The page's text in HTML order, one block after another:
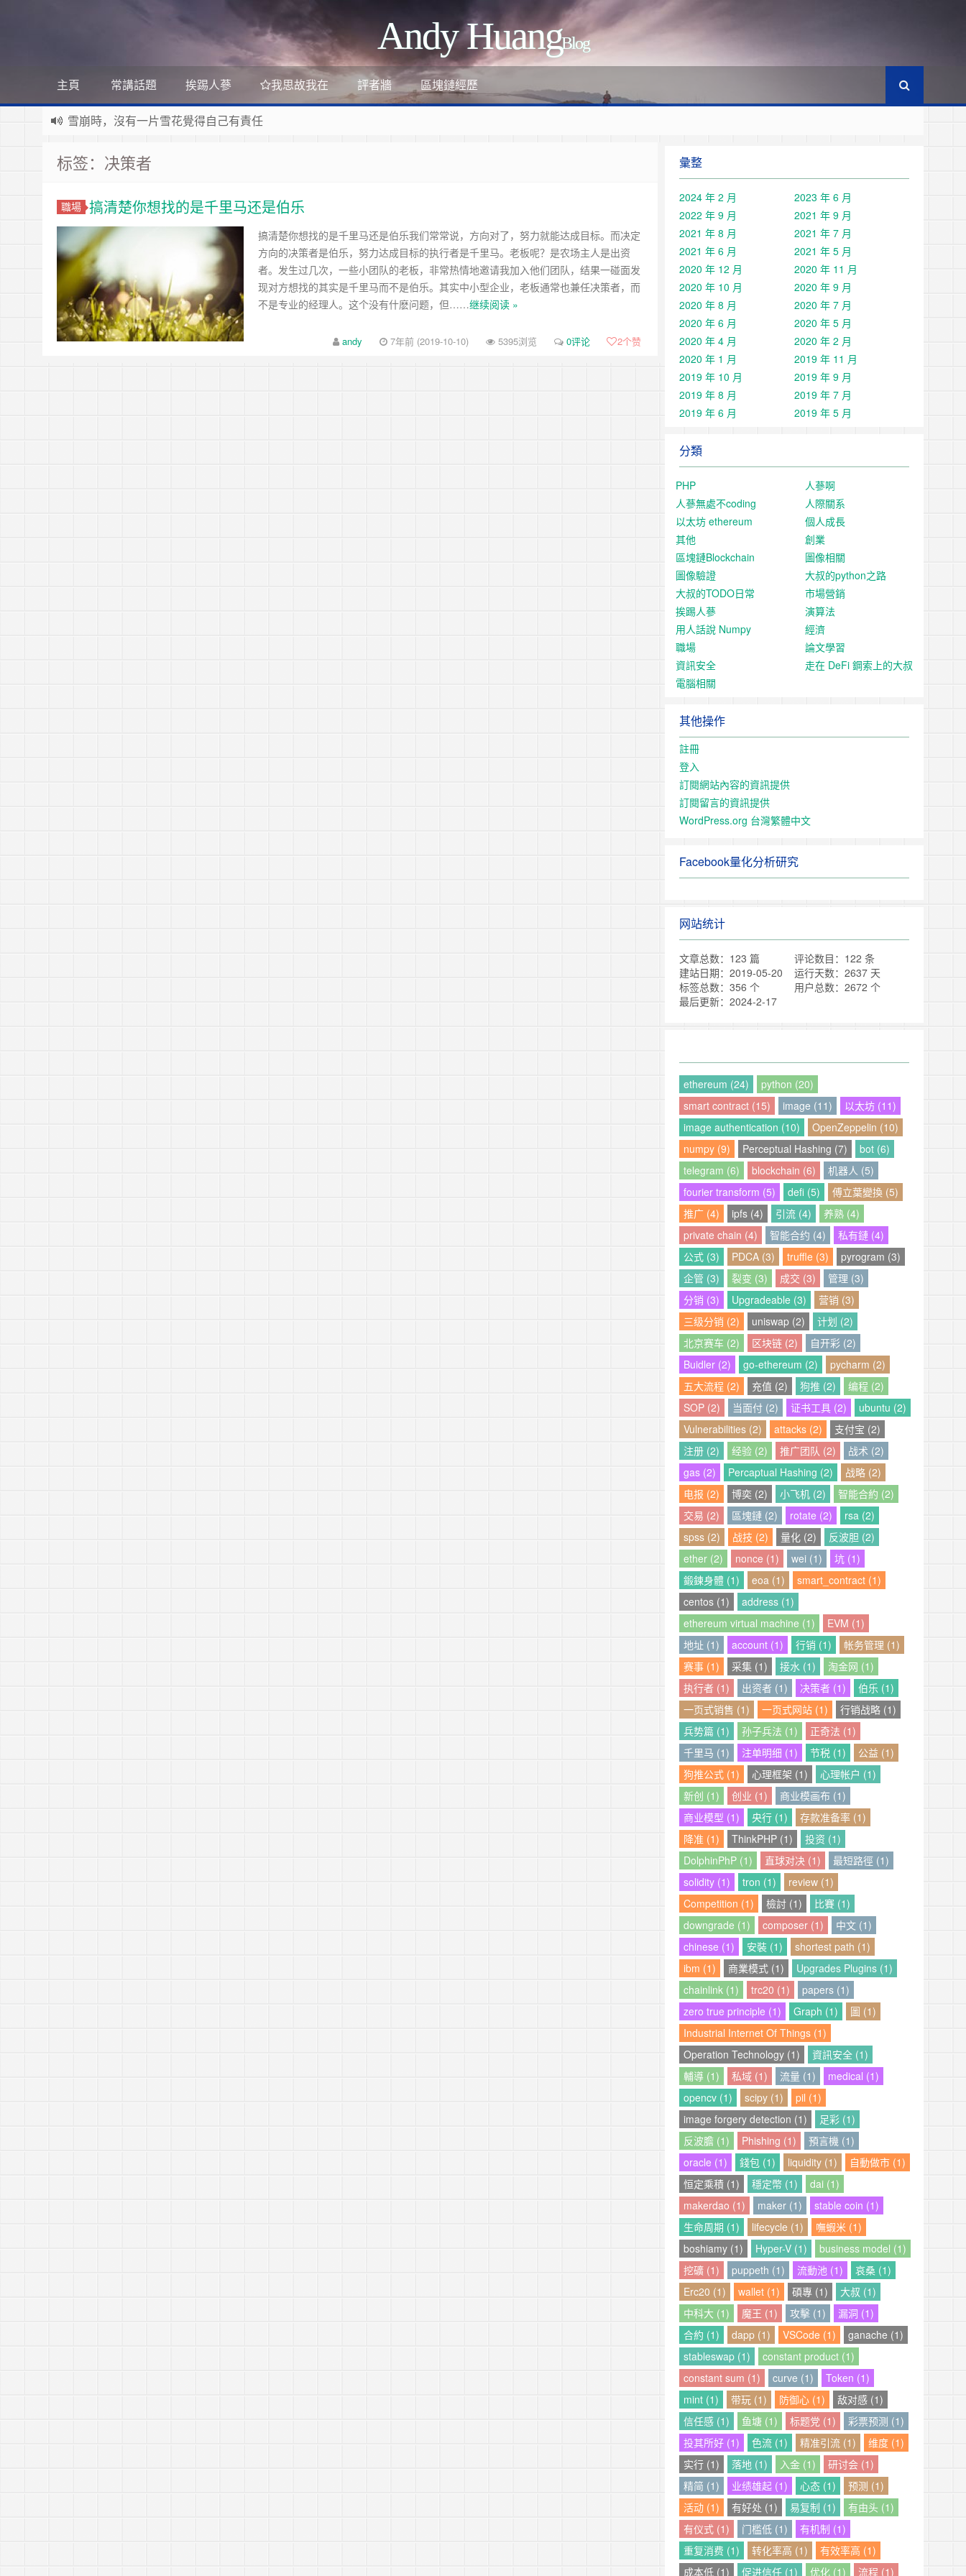
Andy HuangBlog
主頁 常講話題 挨踢人蔘 我思故我在 評者牆 區塊鏈經歷
雪崩時，沒有一片雪花覺得自己有責任
如何讓玩家一直沉迷
如何讓玩家拉幫結派
如何讓玩家充值更多
如何實現隱性的現金賭博和金幣交易
遇事不決 量子力學
文昭論古論今
好看的皮囊千篇一律 有趣的靈魂萬裡挑一
Raft PBFT
Reliable, Replicated, Redundant, And Fault-Tolerant
Practical Byzantine Fault Tolerant
受人之辱，不動一色
查人之過，不揚於眾
覺人之詐，不憤於言
Google 如何進行 Code Review – 6
https://tachingchen.com/tw/blog/how-to-do-a-code-review-by-google-6/
Google 如何進行 Code Review – 5
https://tachingchen.com/tw/blog/how-to-do-a-code-review-by-google-5/
Google 如何進行 Code Review – 4
喜大普奔
聞快天相
樂人同走
當我以為那是一個知識點，其實那是一個知識圓
标签：决策者
職場 搞清楚你想找的是千里马还是伯乐
搞清楚你想找的是千里马还是伯乐我们常常说，方向对了，努力就能达成目标。而决定
方向的决策者是伯乐，努力达成目标的执行者是千里马。老板呢？是农场主人是出资
者。发生过几次，一些小团队的老板，非常热情地邀请我加入他们团队，结果一碰面发
现对方想找的其实是千里马而不是伯乐。其实中小型企业，老板通常也兼任决策者，而
不是专业的经理人。这个没有什麽问题，但……继续阅读 »
andy 7年前 (2019-10-10) 5395浏览 0评论 2个赞
彙整
2024 年 2 月
2023 年 6 月
2022 年 9 月
2021 年 9 月
2021 年 8 月
2021 年 7 月
2021 年 6 月
2021 年 5 月
2020 年 12 月
2020 年 11 月
2020 年 10 月
2020 年 9 月
2020 年 8 月
2020 年 7 月
2020 年 6 月
2020 年 5 月
2020 年 4 月
2020 年 2 月
2020 年 1 月
2019 年 11 月
2019 年 10 月
2019 年 9 月
2019 年 8 月
2019 年 7 月
2019 年 6 月
2019 年 5 月
分類
PHP
人蔘啊
人蔘無處不coding
人際關系
以太坊 ethereum
個人成長
其他
創業
區塊鏈Blockchain
圖像相關
圖像驗證
大叔的python之路
大叔的TODO日常
市場營銷
挨踢人蔘
演算法
用人話說 Numpy
經濟
職場
論文學習
資訊安全
走在 DeFi 鋼索上的大叔
電腦相關
其他操作
註冊
登入
訂閱網站內容的資訊提供
訂閱留言的資訊提供
WordPress.org 台灣繁體中文
Facebook量化分析研究
网站统计
文章总数：123 篇
评论数目：122 条
建站日期：2019-05-20
运行天数：2637 天
标签总数：356 个
用户总数：2672 个
最后更新：2024-2-17
ethereum (24)
python (20)
smart contract (15)
image (11)
以太坊 (11)
image authentication (10)
OpenZeppelin (10)
numpy (9)
Perceptual Hashing (7)
bot (6)
telegram (6)
blockchain (6)
机器人 (5)
fourier transform (5)
defi (5)
傅立葉變換 (5)
推广 (4)
ipfs (4) 引流 (4)
养熟 (4)
private chain (4)
智能合约 (4)
私有鏈 (4)
公式 (3)
PDCA (3) truffle (3)
pyrogram (3)
企管 (3)
裂变 (3) 成交 (3)
管理 (3)
分销 (3)
Upgradeable (3)
营销 (3)
三级分销 (2)
uniswap (2)
计划 (2)
北京赛车 (2)
区块链 (2)
自开彩 (2)
Buidler (2)
go-ethereum (2)
pycharm (2)
五大流程 (2)
充值 (2) 狗推 (2)
编程 (2)
SOP (2)
当面付 (2) 证书工具 (2)
ubuntu (2)
Vulnerabilities (2)
attacks (2)
支付宝 (2)
注册 (2)
经验 (2) 推广团队 (2)
战术 (2)
gas (2)
Percaptual Hashing (2)
战略 (2)
电报 (2)
博奕 (2) 小飞机 (2)
智能合約 (2)
交易 (2)
區塊鏈 (2) rotate (2)
rsa (2)
spss (2)
战技 (2) 量化 (2)
反波胆 (2)
ether (2)
nonce (1) wei (1)
坑 (1)
鍛鍊身體 (1)
eoa (1)
smart_contract (1)
centos (1)
address (1)
ethereum virtual machine (1)
EVM (1)
地址 (1)
account (1) 行销 (1)
帐务管理 (1)
赛事 (1)
采集 (1) 接水 (1)
淘金网 (1)
执行者 (1)
出资者 (1) 决策者 (1)
伯乐 (1)
一页式销售 (1)
一页式网站 (1)
行销战略 (1)
兵势篇 (1)
孙子兵法 (1)
正奇法 (1)
千里马 (1)
注单明细 (1) 节税 (1)
公益 (1)
狗推公式 (1)
心理框架 (1)
心理帐户 (1)
新创 (1)
创业 (1)
商业模画布 (1)
商业模型 (1)
央行 (1)
存款准备率 (1)
降准 (1)
ThinkPHP (1)
投资 (1)
DolphinPhP (1)
直球对决 (1)
最短路徑 (1)
solidity (1)
tron (1)
review (1)
Competition (1)
檢討 (1)
比賽 (1)
downgrade (1)
composer (1)
中文 (1)
chinese (1)
安裝 (1)
shortest path (1)
ibm (1)
商業模式 (1)
Upgrades Plugins (1)
chainlink (1)
trc20 (1)
papers (1)
zero true principle (1)
Graph (1)
圖 (1)
Industrial Internet Of Things (1)
Operation Technology (1)
資訊安全 (1)
輔導 (1)
私域 (1) 流量 (1)
medical (1)
opencv (1)
scipy (1)
pil (1)
image forgery detection (1)
足彩 (1)
反波膽 (1)
Phishing (1)
預言機 (1)
oracle (1)
錢包 (1) liquidity (1)
自動做市 (1)
恒定乘積 (1)
穩定幣 (1)
dai (1)
makerdao (1)
maker (1)
stable coin (1)
生命周期 (1)
lifecycle (1)
嘸蝦米 (1)
boshiamy (1)
Hyper-V (1)
business model (1)
挖礦 (1)
puppeth (1) 流動池 (1)
哀桑 (1)
Erc20 (1)
wallet (1) 碩專 (1)
大叔 (1)
中科大 (1)
魔王 (1) 攻擊 (1)
漏洞 (1)
合約 (1)
dapp (1) VSCode (1)
ganache (1)
stableswap (1)
constant product (1)
constant sum (1)
curve (1)
Token (1)
mint (1)
带玩 (1) 防御心 (1)
敌对感 (1)
信任感 (1)
鱼塘 (1) 标题党 (1)
彩票预测 (1)
投其所好 (1)
色流 (1) 精准引流 (1)
维度 (1)
实行 (1)
落地 (1) 入金 (1)
研讨会 (1)
精简 (1)
业绩雄起 (1) 心态 (1)
预测 (1)
活动 (1)
有好处 (1) 易复制 (1)
有由头 (1)
有仪式 (1)
门槛低 (1)
有机制 (1)
重复消费 (1)
转化率高 (1)
有效率高 (1)
成本低 (1)
促进信任 (1) 优化 (1) 流程 (1)